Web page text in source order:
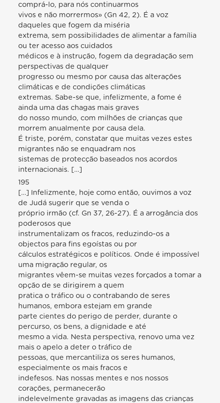
comprá-lo, para nós continuarmos
vivos e não morrermos» (Gn 42, 2). É a voz
daqueles que fogem da miséria
extrema, sem possibilidades de alimentar a família
ou ter acesso aos cuidados
médicos e à instrução, fogem da degradação sem
perspectivas de qualquer
progresso ou mesmo por causa das alterações
climáticas e de condições climáticas
extremas. Sabe-se que, infelizmente, a fome é
ainda uma das chagas mais graves
do nosso mundo, com milhões de crianças que
morrem anualmente por causa dela.
É triste, porém, constatar que muitas vezes estes
migrantes não se enquadram nos
sistemas de protecção baseados nos acordos
internacionais. […]
195
[…] Infelizmente, hoje como então, ouvimos a voz
de Judá sugerir que se venda o
próprio irmão (cf. Gn 37, 26-27). É a arrogância dos
poderosos que
instrumentalizam os fracos, reduzindo-os a
objectos para fins egoístas ou por
cálculos estratégicos e políticos. Onde é impossível
uma migração regular, os
migrantes vêem-se muitas vezes forçados a tomar a
opção de se dirigirem a quem
pratica o tráfico ou o contrabando de seres
humanos, embora estejam em grande
parte cientes do perigo de perder, durante o
percurso, os bens, a dignidade e até
mesmo a vida. Nesta perspectiva, renovo uma vez
mais o apelo a deter o tráfico de
pessoas, que mercantiliza os seres humanos,
especialmente os mais fracos e
indefesos. Nas nossas mentes e nos nossos
corações, permanecerão
indelevelmente gravadas as imagens das crianças